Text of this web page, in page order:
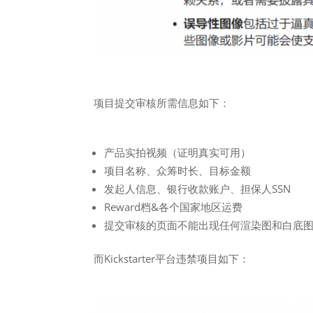
项目提交审核所需信息如下：
产品实拍视频（证明真实可用）
项目名称、众筹时长、目标金额
发起人信息、银行收款账户、担保人SSN
Reward档&各个国家地区运费
提交审核的页面不能出现任何渲染图和白底
而Kickstarter平台违禁项目如下：